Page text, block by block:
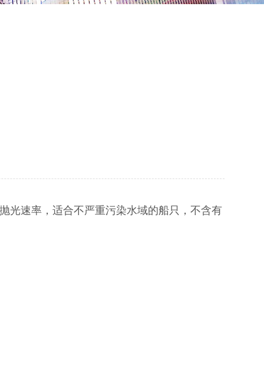
光速率，适合不严重污染水域的船只，不含有